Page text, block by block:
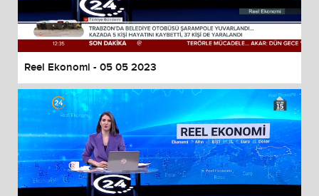
Reel Ekonomi - 05 05 2023